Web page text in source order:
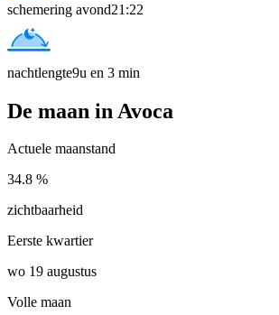
schemering avond21:22
nachtlengte9u en 3 min
De maan in Avoca
Actuele maanstand
34.8 %
zichtbaarheid
Eerste kwartier
wo 19 augustus
Volle maan